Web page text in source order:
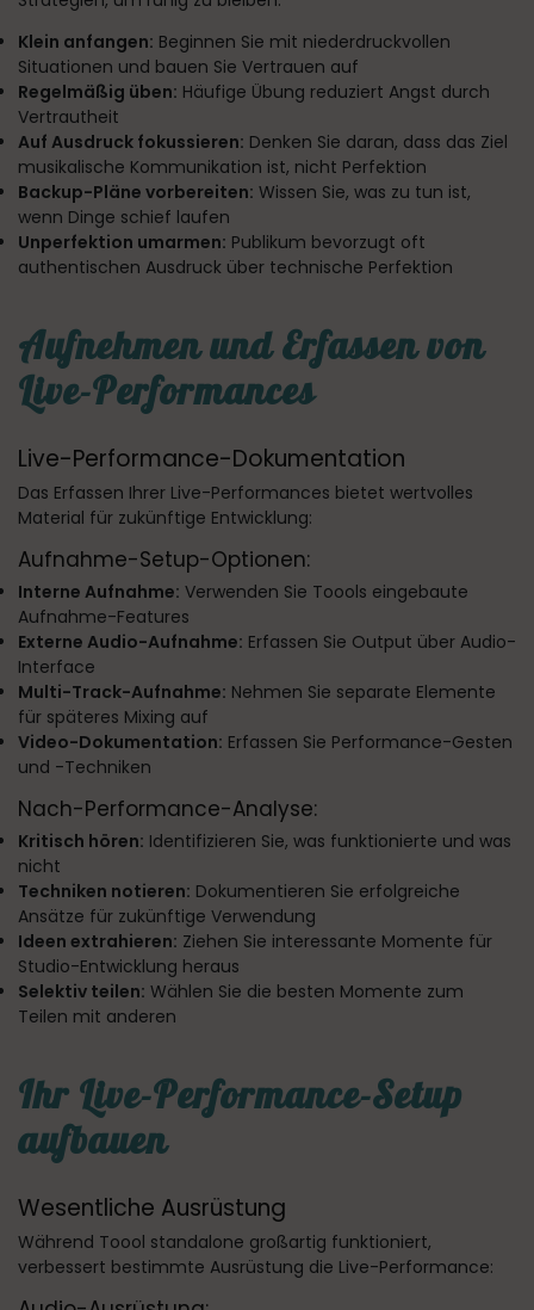
Klein anfangen: Beginnen Sie mit niederdruckvollen
Situationen und bauen Sie Vertrauen auf
Regelmäßig üben: Häufige Übung reduziert Angst durch
Vertrautheit
Auf Ausdruck fokussieren: Denken Sie daran, dass das Ziel
musikalische Kommunikation ist, nicht Perfektion
Backup-Pläne vorbereiten: Wissen Sie, was zu tun ist,
wenn Dinge schief laufen
Unperfektion umarmen: Publikum bevorzugt oft
authentischen Ausdruck über technische Perfektion
Aufnehmen und Erfassen von
Live-Performances
Live-Performance-Dokumentation
Das Erfassen Ihrer Live-Performances bietet wertvolles
Material für zukünftige Entwicklung:
Aufnahme-Setup-Optionen:
Interne Aufnahme: Verwenden Sie Toools eingebaute
Aufnahme-Features
Externe Audio-Aufnahme: Erfassen Sie Output über Audio-
Interface
Multi-Track-Aufnahme: Nehmen Sie separate Elemente
für späteres Mixing auf
Video-Dokumentation: Erfassen Sie Performance-Gesten
und -Techniken
Nach-Performance-Analyse:
Kritisch hören: Identifizieren Sie, was funktionierte und was
nicht
Techniken notieren: Dokumentieren Sie erfolgreiche
Ansätze für zukünftige Verwendung
Ideen extrahieren: Ziehen Sie interessante Momente für
Studio-Entwicklung heraus
Selektiv teilen: Wählen Sie die besten Momente zum
Teilen mit anderen
Ihr Live-Performance-Setup
aufbauen
Wesentliche Ausrüstung
Während Toool standalone großartig funktioniert,
verbessert bestimmte Ausrüstung die Live-Performance: